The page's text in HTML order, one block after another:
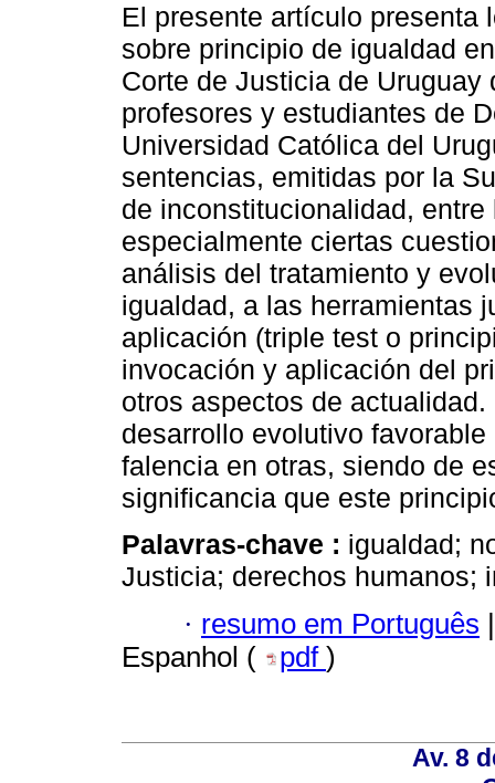
El presente artículo presenta
sobre principio de igualdad
Corte de Justicia de
profesores y estudiantes de
Universidad Católica del
sentencias, emitidas por la
de inconstitucionalidad,
especialmente ciertas
análisis del tratamiento y
igualdad, a las herramientas
aplicación (triple test o
invocación y aplicación del
otros aspectos de
desarrollo evolutivo
falencia en otras, siendo de
significancia que este
Palavras-chave : igualdad;
Justicia; derechos humanos;
· resumo em Português |
Espanhol (
pdf )
Av. 8